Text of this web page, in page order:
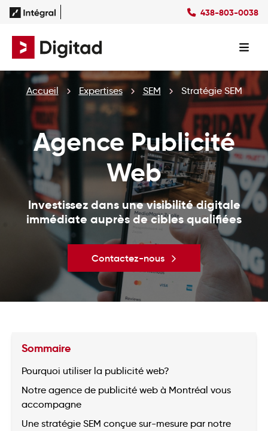
438-803-0038
Expertises
SEO
SEM
Social Ads
Conception Site Web
Formations Web
ForfaitsForfaits SEO
Forfaits SEM
Forfaits Display
Forfaits Social Ads
Forfaits Médias Sociaux
SuccèsCultureRessourcesEN
Accueil Expertises SEM Stratégie SEM
Agence Publicité
Web
Investissez dans une visibilité digitale
immédiate auprès de cibles qualifiées
Contactez-nous
Sommaire
Pourquoi utiliser la publicité web?
Notre agence de publicité web à Montréal vous
accompagne
Une stratégie SEM conçue sur-mesure par notre